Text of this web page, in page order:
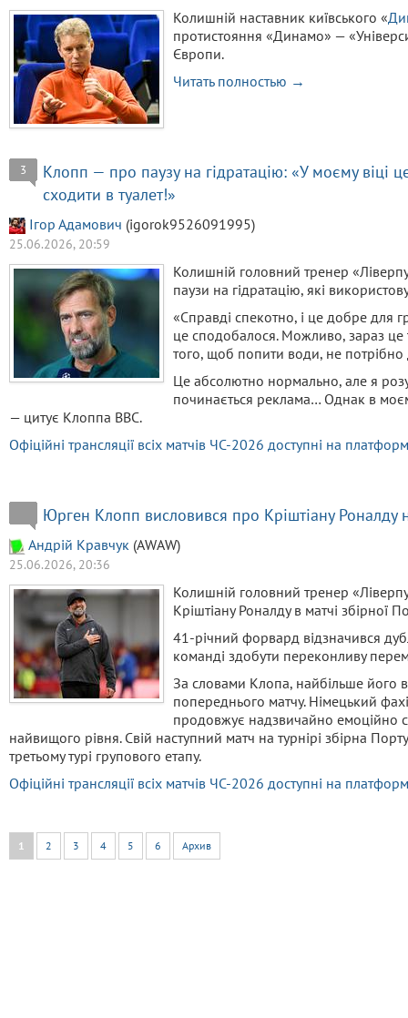
Колишній наставник київського «
протистояння «Динамо» —
Європи.
Читать полностью →
3
Клопп — про паузу на гідратацію: «У моєму віці
сходити в туалет!»
Ігор Адамович (igorok9526091995)
25.06.2026, 20:59
Колишній головний тренер
паузи на гідратацію, які
«Справді спекотно, і це добре для
це сподобалося. Можливо, зараз це
того, щоб попити води, не
Це абсолютно нормально, але я
починається реклама… Однак в
— цитує Клоппа BBC.
Офіційні трансляції всіх матчів ЧС-2026 доступні на
Юрген Клопп висловився про Кріштіану Роналду
Aндрiй Кравчук (AWAW)
25.06.2026, 20:36
Колишній головний тренер
Кріштіану Роналду в матчі збірної
41-річний форвард відзначився
команді здобути переконливу
За словами Клопа, найбільше його
попереднього матчу. Німецький
продовжує надзвичайно емоційно
найвищого рівня. Свій наступний матч на турнірі збірна
третьому турі групового етапу.
Офіційні трансляції всіх матчів ЧС-2026 доступні на
1 2 3 4 5 6 Архив